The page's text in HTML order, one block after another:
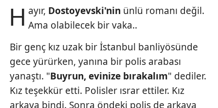
H ayır, Dostoyevski'nin ünlü romanı değil.
Ama olabilecek bir vaka..
Bir genç kız uzak bir İstanbul banliyösünde
gece yürürken, yanına bir polis arabası
yanaştı. "Buyrun,evinize bırakalım" dediler.
Kız teşekkür etti. Polisler ısrar ettiler. Kız
arkaya bindi. Sonra öndeki polis de arkaya